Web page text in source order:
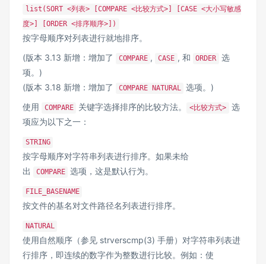
list(SORT <列表> [COMPARE <比较方式>] [CASE <大小写敏感
度>] [ORDER <排序顺序>])
按字母顺序对列表进行就地排序。
(版本 3.13 新增：增加了
COMPARE , CASE , 和 ORDER
选
项。)
(版本 3.18 新增：增加了
COMPARE NATURAL 选项。)
使用
COMPARE 关键字选择排序的比较方法。 <比较方式>
选
项应为以下之一：
STRING
按字母顺序对字符串列表进行排序。如果未给
出
COMPARE 选项，这是默认行为。
FILE_BASENAME
按文件的基名对文件路径名列表进行排序。
NATURAL
使用自然顺序（参见 strverscmp(3) 手册）对字符串列表进
行排序，即连续的数字作为整数进行比较。例如：使